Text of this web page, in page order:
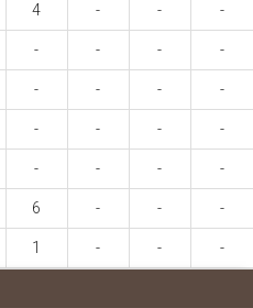
4 - - -
- - - -
- - - -
- - - -
- - - -
6 - - -
1 - - -